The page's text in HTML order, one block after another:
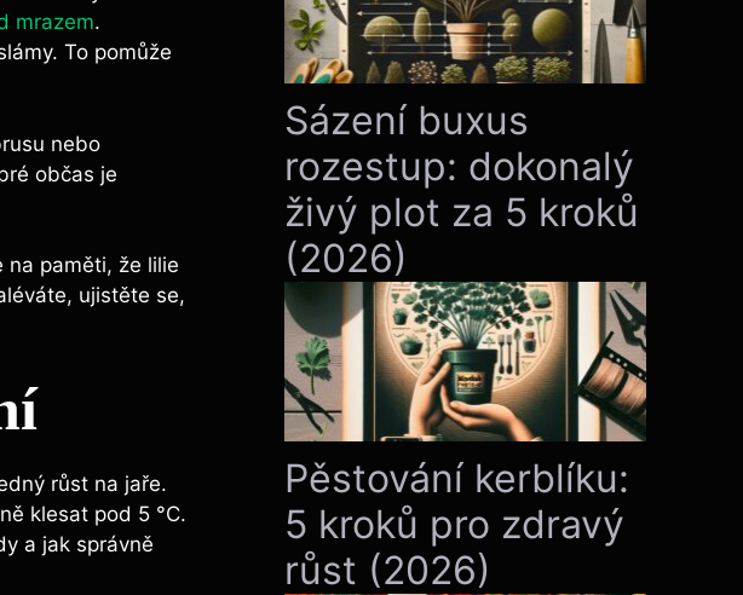
mrazem.
To pomůže
nebo
občas je
na paměti, že lilie
ujistěte se,
růst na jaře.
klesat pod 5 °C.
a jak správně
Sázení buxus
rozestup: dokonalý
živý plot za 5 kroků
(2026)
Pěstování kerblíku:
5 kroků pro zdravý
růst (2026)